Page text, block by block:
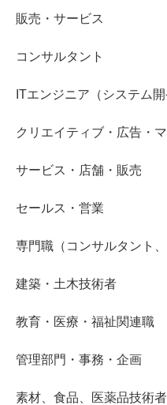
販売・サービス
コンサルタント
ITエンジニア（システム
クリエイティブ・広告・マ
サービス・店舗・販売
セールス・営業
専門職（コンサルタント
建築・土木技術者
教育・医療・福祉関連職
管理部門・事務・企画
素材、食品、医薬品技術者